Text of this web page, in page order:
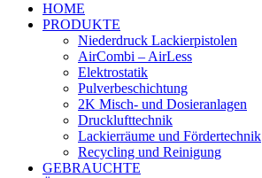
HOME
PRODUKTE
Niederdruck Lackierpistolen
AirCombi – AirLess
Elektrostatik
Pulverbeschichtung
2K Misch- und Dosieranlagen
Drucklufttechnik
Lackierräume und Fördertechnik
Recycling und Reinigung
GEBRAUCHTE